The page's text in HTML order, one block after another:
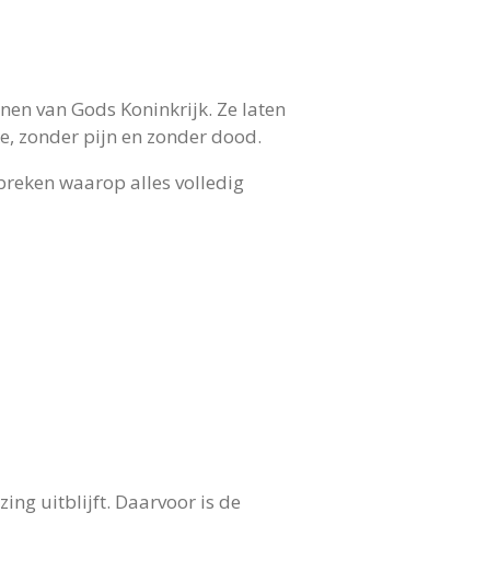
van Gods Koninkrijk. Ze laten
zonder pijn en zonder dood.
waarop alles volledig
uitblijft. Daarvoor is de